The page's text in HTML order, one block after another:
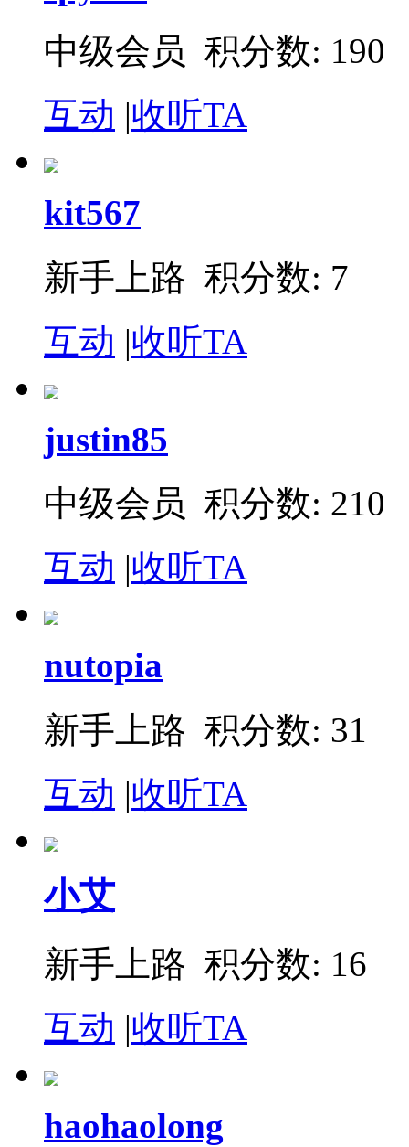
中级会员 积分数: 190
互动 |收听TA
kit567
新手上路 积分数: 7
互动 |收听TA
justin85
中级会员 积分数: 210
互动 |收听TA
nutopia
新手上路 积分数: 31
互动 |收听TA
小艾
新手上路 积分数: 16
互动 |收听TA
haohaolong